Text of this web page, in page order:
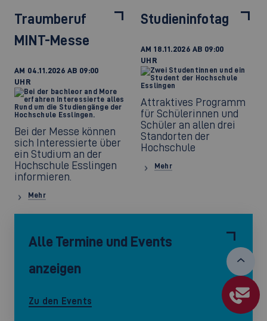
Traumberuf
MINT-Messe
AM 04.11.2026 AB 09:00
UHR
Bei der Messe können
sich Interessierte über
ein Studium an der
Hochschule Esslingen
informieren.
Mehr
Studieninfotag
AM 18.11.2026 AB 09:00
UHR
Attraktives Programm
für Schülerinnen und
Schüler an allen drei
Standorten der
Hochschule
Mehr
Alle Termine und Events
anzeigen
Zu den Events